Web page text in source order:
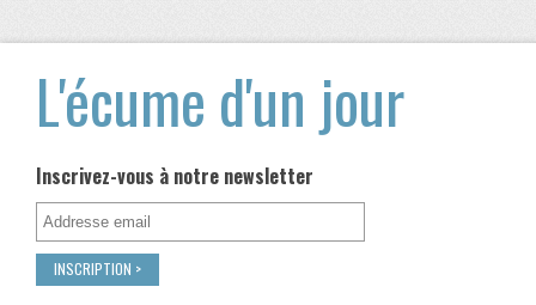
L'écume d'un jour
Inscrivez-vous à notre newsletter